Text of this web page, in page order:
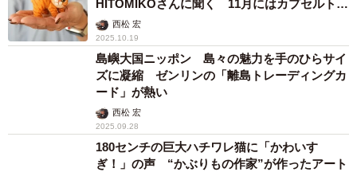
HITOMIKOさんに聞く 11月にはカプセルトイ
にも西松 宏
2025.10.19
島嶼大国ニッポン 島々の魅力を手のひらサイ
ズに凝縮 ゼンリンの「離島トレーディングカ
ード」が熱い
西松 宏
2025.09.28
180センチの巨大ハチワレ猫に「かわいす
ぎ！」の声 “かぶりもの作家”が作ったアート